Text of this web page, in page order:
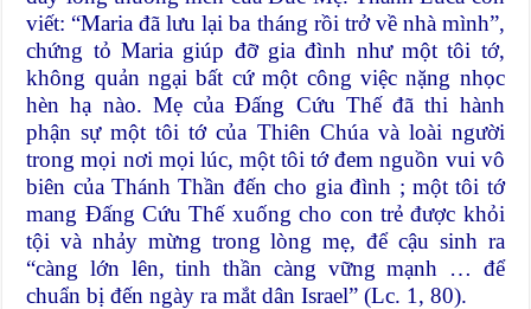
viết: “Maria đã lưu lại ba tháng rồi trở về nhà mình”,
chứng tỏ Maria giúp đỡ gia đình như một tôi tớ,
không quản ngại bất cứ một công việc nặng nhọc
hèn hạ nào. Mẹ của Đấng Cứu Thế đã thi hành
phận sự một tôi tớ của Thiên Chúa và loài người
trong mọi nơi mọi lúc, một tôi tớ đem nguồn vui vô
biên của Thánh Thần đến cho gia đình ; một tôi tớ
mang Đấng Cứu Thế xuống cho con trẻ được khỏi
tội và nhảy mừng trong lòng mẹ, để cậu sinh ra
“càng lớn lên, tinh thần càng vững mạnh … để
chuẩn bị đến ngày ra mắt dân Israel” (Lc. 1, 80).